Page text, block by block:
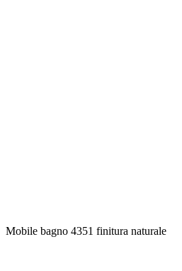
Mobile bagno 4351 finitura naturale